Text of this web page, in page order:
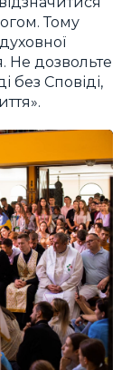
Тому
Не дозвольте
без Сповіді,